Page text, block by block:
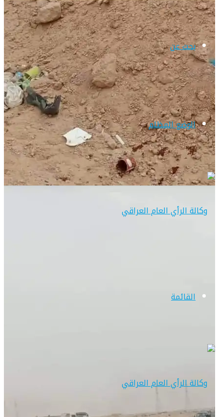
بحث عن
الوضع المظلم
القائمة